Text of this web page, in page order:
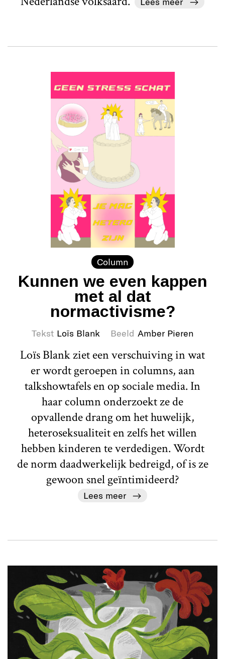
Column
Kunnen we even kappen
met al dat
normactivisme?
Tekst Loïs Blank Beeld Amber Pieren
Loïs Blank ziet een verschuiving in wat
er wordt geroepen in columns, aan
talkshowtafels en op sociale media. In
haar column onderzoekt ze de
opvallende drang om het huwelijk,
heteroseksualiteit en zelfs het willen
hebben kinderen te verdedigen. Wordt
de norm daadwerkelijk bedreigd, of is ze
gewoon snel geïntimideerd?
Lees meer